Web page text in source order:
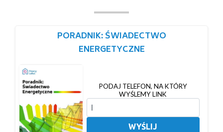
PORADNIK: ŚWIADECTWO
ENERGETYCZNE
PODAJ TELEFON, NA KTÓRY
WYŚLEMY LINK
WYŚLIJ